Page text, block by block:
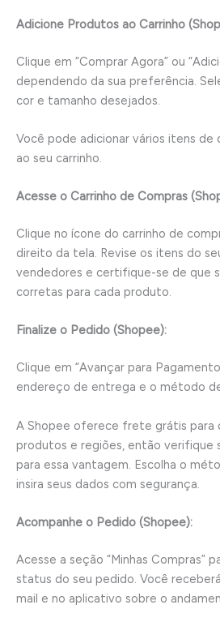
Adicione Produtos ao Carrinho
Clique em “Comprar Agora” ou
dependendo da sua preferência.
cor e tamanho desejados.
Você pode adicionar vários itens
ao seu carrinho.
Acesse o Carrinho de Compras
Clique no ícone do carrinho de
direito da tela. Revise os itens do
vendedores e certifique-se de que
corretas para cada produto.
Finalize o Pedido (Shopee):
Clique em “Avançar para
endereço de entrega e o método
A Shopee oferece frete grátis para
produtos e regiões, então verifique
para essa vantagem. Escolha o
insira seus dados com segurança.
Acompanhe o Pedido (Shopee):
Acesse a seção “Minhas Compras”
status do seu pedido. Você
mail e no aplicativo sobre o